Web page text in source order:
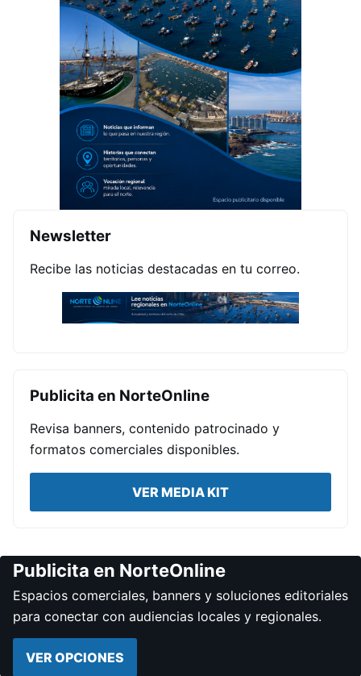
Newsletter
Recibe las noticias destacadas en tu correo.
Publicita en NorteOnline
Revisa banners, contenido patrocinado y
formatos comerciales disponibles.
VER MEDIA KIT
Publicita en NorteOnline
Espacios comerciales, banners y soluciones editoriales
para conectar con audiencias locales y regionales.
VER OPCIONES